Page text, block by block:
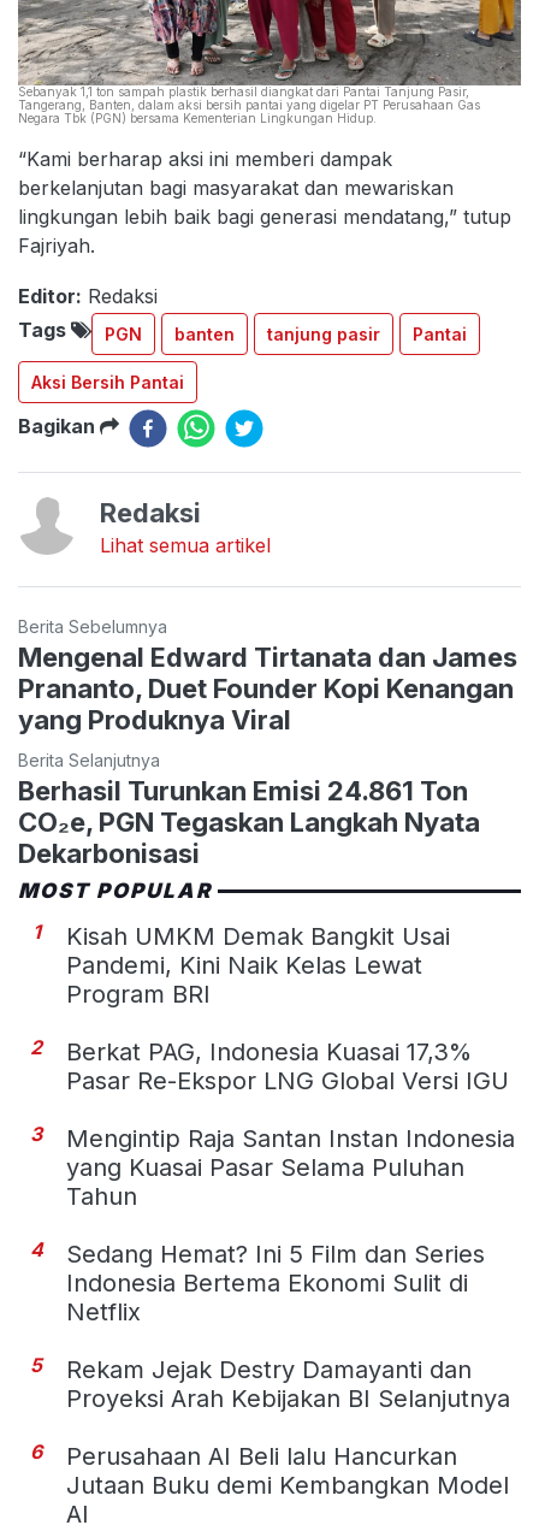
Sebanyak 1,1 ton sampah plastik berhasil diangkat dari Pantai Tanjung Pasir,
Tangerang, Banten, dalam aksi bersih pantai yang digelar PT Perusahaan Gas
Negara Tbk (PGN) bersama Kementerian Lingkungan Hidup.
“Kami berharap aksi ini memberi dampak
berkelanjutan bagi masyarakat dan mewariskan
lingkungan lebih baik bagi generasi mendatang,” tutup
Fajriyah.
Editor: Redaksi
Tags
PGN banten tanjung pasir Pantai
Aksi Bersih Pantai
Bagikan
Redaksi
Lihat semua artikel
Berita Sebelumnya
Mengenal Edward Tirtanata dan James
Prananto, Duet Founder Kopi Kenangan
yang Produknya Viral
Berita Selanjutnya
Berhasil Turunkan Emisi 24.861 Ton
CO₂e, PGN Tegaskan Langkah Nyata
Dekarbonisasi
MOST POPULAR
1
Kisah UMKM Demak Bangkit Usai
Pandemi, Kini Naik Kelas Lewat
Program BRI
2
Berkat PAG, Indonesia Kuasai 17,3%
Pasar Re-Ekspor LNG Global Versi IGU
3
Mengintip Raja Santan Instan Indonesia
yang Kuasai Pasar Selama Puluhan
Tahun
4
Sedang Hemat? Ini 5 Film dan Series
Indonesia Bertema Ekonomi Sulit di
Netflix
5
Rekam Jejak Destry Damayanti dan
Proyeksi Arah Kebijakan BI Selanjutnya
6
Perusahaan AI Beli lalu Hancurkan
Jutaan Buku demi Kembangkan Model
AI